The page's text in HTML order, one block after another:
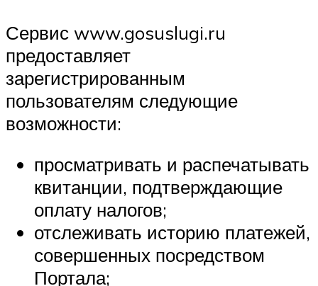
Сервис www.gosuslugi.ru
предоставляет
зарегистрированным
пользователям следующие
возможности:
просматривать и распечатывать
квитанции, подтверждающие
оплату налогов;
отслеживать историю платежей,
совершенных посредством
Портала;